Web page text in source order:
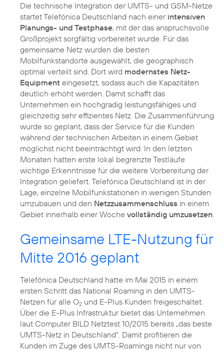
Die technische Integration der UMTS- und GSM-Netze
startet Telefónica Deutschland nach einer intensiven
Planungs- und Testphase, mit der das anspruchsvolle
Großprojekt sorgfältig vorbereitet wurde. Für das
gemeinsame Netz wurden die besten
Mobilfunkstandorte ausgewählt, die geographisch
optimal verteilt sind. Dort wird modernstes Netz-
Equipment eingesetzt, sodass auch die Kapazitäten
deutlich erhöht werden. Damit schafft das
Unternehmen ein hochgradig leistungsfähiges und
gleichzeitig sehr effizientes Netz. Die Zusammenführung
wurde so geplant, dass der Service für die Kunden
während der technischen Arbeiten in einem Gebiet
möglichst nicht beeinträchtigt wird. In den letzten
Monaten hatten erste lokal begrenzte Testläufe
wichtige Erkenntnisse für die weitere Vorbereitung der
Integration geliefert. Telefónica Deutschland ist in der
Lage, einzelne Mobilfunkstationen in wenigen Stunden
umzubauen und den Netzzusammenschluss in einem
Gebiet innerhalb einer Woche vollständig umzusetzen.
Gemeinsame LTE-Nutzung für
Mitte 2016 geplant
Telefónica Deutschland hatte im Mai 2015 in einem
ersten Schritt das National Roaming in den UMTS-
Netzen für alle O2 und E-Plus Kunden freigeschaltet.
Über die E-Plus Infrastruktur bietet das Unternehmen
laut Computer BILD Netztest 10/2015 bereits „das beste
UMTS-Netz in Deutschland“. Damit profitieren die
Kunden im Zuge des UMTS-Roamings nicht nur von